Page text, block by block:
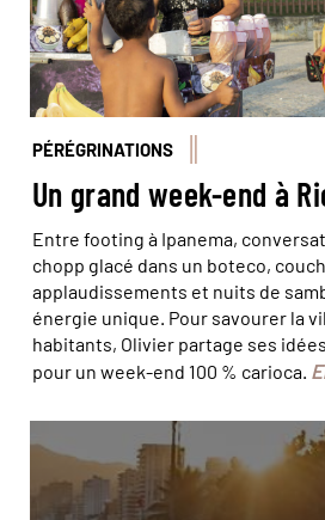
PÉRÉGRINATIONS
Un grand week-end à
Entre footing à Ipanema,
chopp glacé dans un boteco,
applaudissements et nuits de
énergie unique. Pour savourer la
habitants, Olivier partage ses
pour un week-end 100 % carioca.